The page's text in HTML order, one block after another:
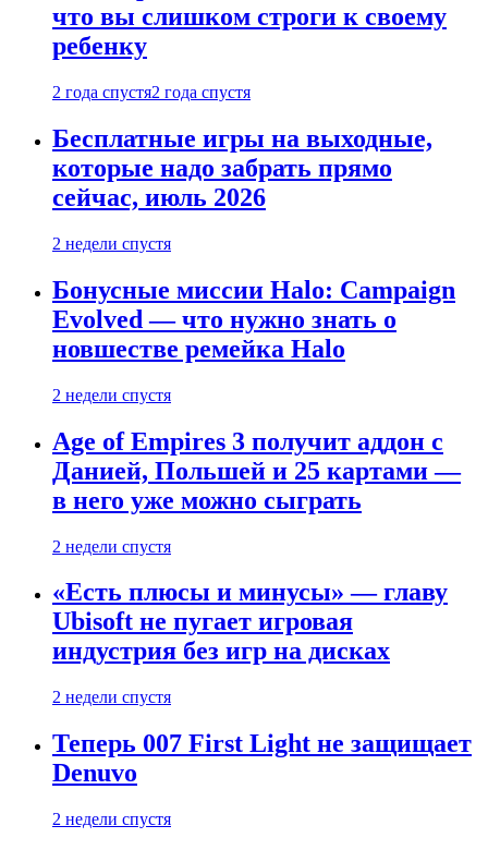
что вы слишком строги к своему
ребенку
2 года спустя2 года спустя
Бесплатные игры на выходные,
которые надо забрать прямо
сейчас, июль 2026
2 недели спустя
Бонусные миссии Halo: Campaign
Evolved — что нужно знать о
новшестве ремейка Halo
2 недели спустя
Age of Empires 3 получит аддон с
Данией, Польшей и 25 картами —
в него уже можно сыграть
2 недели спустя
«Есть плюсы и минусы» — главу
Ubisoft не пугает игровая
индустрия без игр на дисках
2 недели спустя
Теперь 007 First Light не защищает
Denuvo
2 недели спустя